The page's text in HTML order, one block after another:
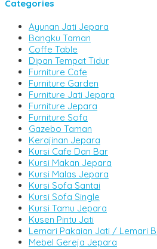
Categories
Ayunan Jati Jepara
Bangku Taman
Coffe Table
Dipan Tempat Tidur
Furniture Cafe
Furniture Garden
Furniture Jati Jepara
Furniture Jepara
Furniture Sofa
Gazebo Taman
Kerajinan Jepara
Kursi Cafe Dan Bar
Kursi Makan Jepara
Kursi Malas Jepara
Kursi Sofa Santai
Kursi Sofa Single
Kursi Tamu Jepara
Kusen Pintu Jati
Lemari Pakaian Jati / Lemari
Mebel Gereja Jepara